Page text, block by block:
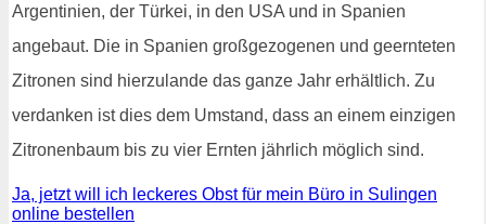
Argentinien, der Türkei, in den USA und in Spanien
angebaut. Die in Spanien großgezogenen und geernteten
Zitronen sind hierzulande das ganze Jahr erhältlich. Zu
verdanken ist dies dem Umstand, dass an einem einzigen
Zitronenbaum bis zu vier Ernten jährlich möglich sind.
Ja, jetzt will ich leckeres Obst für mein Büro in Sulingen
online bestellen